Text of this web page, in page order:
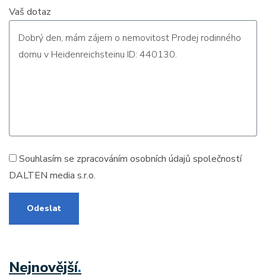
Vaš dotaz
Souhlasím se zpracováním osobních údajů společností
DALTEN media s.r.o.
Odeslat
Nejnovější.